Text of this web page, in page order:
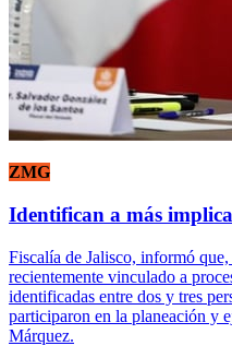
ZMG
Identifican a más
Fiscalía de Jalisco, informó
recientemente vinculado a
identificadas entre dos y tres
participaron en la planeación y
Márquez.